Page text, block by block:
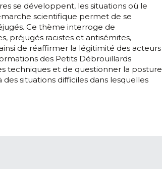
se développent, les situations où le
scientifique permet de se
Ce thème interroge de
préjugés racistes et antisémites,
de réaffirmer la légitimité des acteurs
des Petits Débrouillards
techniques et de questionner la posture
situations difficiles dans lesquelles